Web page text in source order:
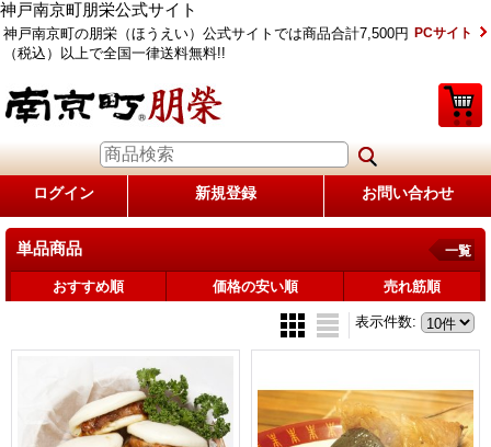
神戸南京町朋栄公式サイト
神戸南京町の朋栄（ほうえい）公式サイトでは商品合計7,500円
（税込）以上で全国一律送料無料!!
PCサイト
ログイン 新規登録 お問い合わせ
単品商品 一覧
おすすめ順 価格の安い順 売れ筋順
表示件数: